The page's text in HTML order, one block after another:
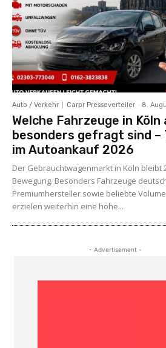
Auto / Verkehr Carpr Presseverteiler - 8.
Welche Fahrzeuge in Köln
besonders gefragt sind –
im Autoankauf 2026
Der Gebrauchtwagenmarkt in Köln bleibt
Bewegung. Besonders Fahrzeuge
Premiumhersteller sowie beliebte
erzielen weiterhin eine hohe...
- Advertisement -